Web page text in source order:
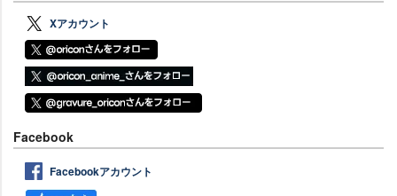
Xアカウント
Facebook
Facebookアカウント